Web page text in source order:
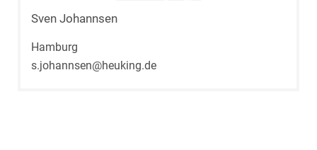
Sven Johannsen
Hamburg
s.johannsen@heuking.de